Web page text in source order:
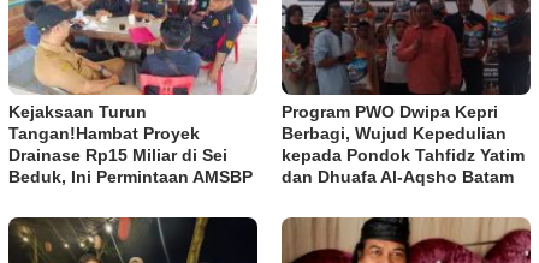
Kejaksaan Turun
Tangan!Hambat Proyek
Drainase Rp15 Miliar di Sei
Beduk, Ini Permintaan AMSBP
Program PWO Dwipa Kepri
Berbagi, Wujud Kepedulian
kepada Pondok Tahfidz Yatim
dan Dhuafa Al-Aqsho Batam